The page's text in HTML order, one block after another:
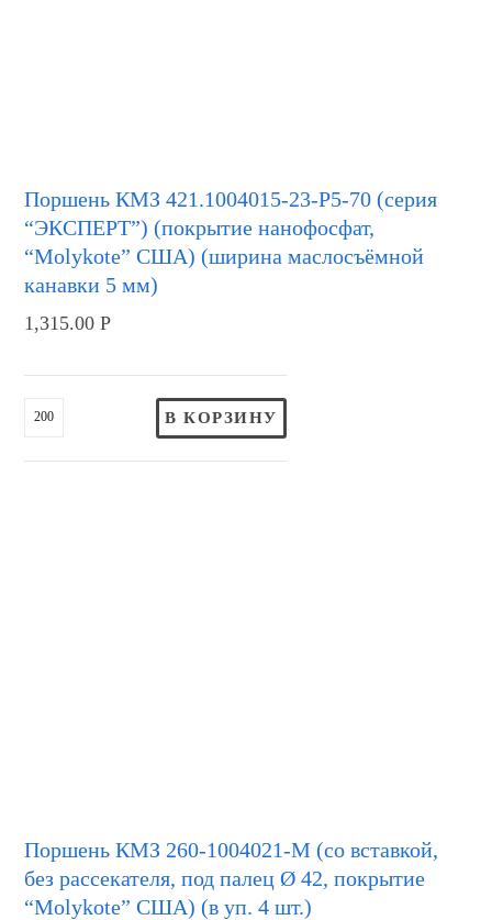
Поршень КМЗ 421.1004015-23-Р5-70 (серия
“ЭКСПЕРТ”) (покрытие нанофосфат,
“Molykote” США) (ширина маслосъёмной
канавки 5 мм)
1,315.00Р
В КОРЗИНУ
Поршень КМЗ 260-1004021-М (со вставкой,
без рассекателя, под палец Ø 42, покрытие
“Molykote” США) (в уп. 4 шт.)